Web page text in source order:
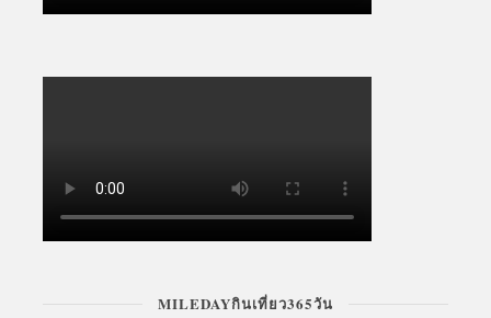
MILEDAYกินเที่ยว365วัน